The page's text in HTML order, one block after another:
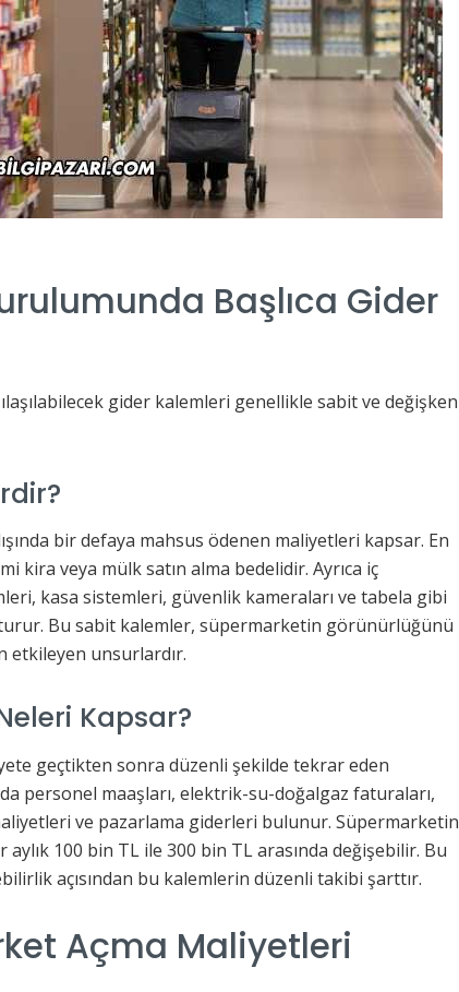
Başlıca Gider
gider kalemleri genellikle sabit ve değişken
bir defaya mahsus ödenen maliyetleri kapsar. En
kira veya mülk satın alma bedelidir. Ayrıca iç
kasa sistemleri, güvenlik kameraları ve tabela gibi
Bu sabit kalemler, süpermarketin görünürlüğünü
etkileyen unsurlardır.
Kapsar?
geçtikten sonra düzenli şekilde tekrar eden
personel maaşları, elektrik-su-doğalgaz faturaları,
ve pazarlama giderleri bulunur. Süpermarketin
100 bin TL ile 300 bin TL arasında değişebilir. Bu
açısından bu kalemlerin düzenli takibi şarttır.
Açma Maliyetleri